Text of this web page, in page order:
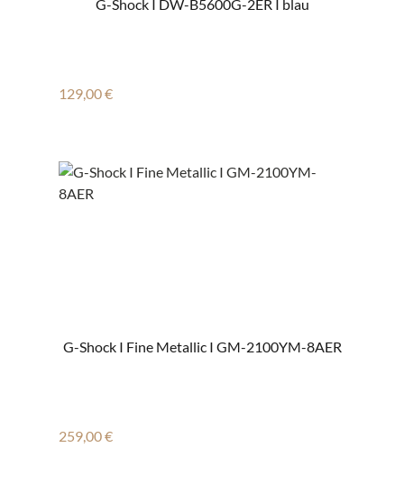
G-Shock I DW-B5600G-2ER I blau
Regulärer Preis:
129,00 €
G-Shock I Fine Metallic I GM-2100YM-8AER
Regulärer Preis:
259,00 €